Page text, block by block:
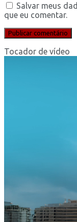
Salvar meus
que eu comentar.
Tocador de vídeo